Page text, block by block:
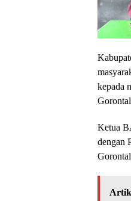
kepada
Ketua
dengan